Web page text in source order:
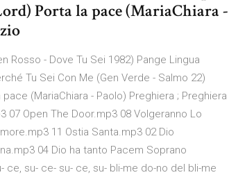
Porta la pace (MariaChiara -
Rosso - Dove Tu Sei 1982) Pange Lingua
Tu Sei Con Me (Gen Verde - Salmo 22)
(MariaChiara - Paolo) Preghiera ; Preghiera
07 Open The Door.mp3 08 Volgeranno Lo
11 Ostia Santa.mp3 02 Dio
04 Dio ha tanto Pacem Soprano
ce, su- ce- su- ce, su- bli-me do-no del bli-me